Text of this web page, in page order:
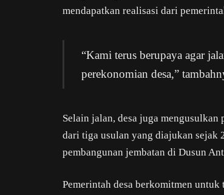
mendapatkan realisasi dari
“Kami terus berupaya agar
perekonomian desa,”
Selain jalan, desa juga mengusulkan
dari tiga usulan yang diajukan sejak
pembangunan jembatan di Dusun
Pemerintah desa berkomitmen